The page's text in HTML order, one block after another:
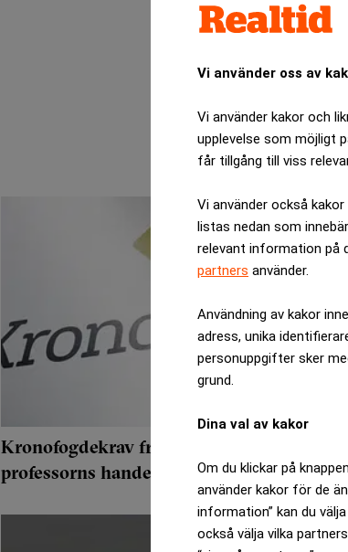
Vi använder oss av
Vi använder kakor och
upplevelse som möjligt
får tillgång till viss
Vi använder också
listas nedan som
relevant information på
partners använder.
Användning av kakor
adress, unika
personuppgifter sker
grund.
Dina val av kakor
Om du klickar på
använder kakor för de
information” kan du
också välja vilka
Kronofogdekrav från Mangold och Redeye
professorns handelsstoppade bolag